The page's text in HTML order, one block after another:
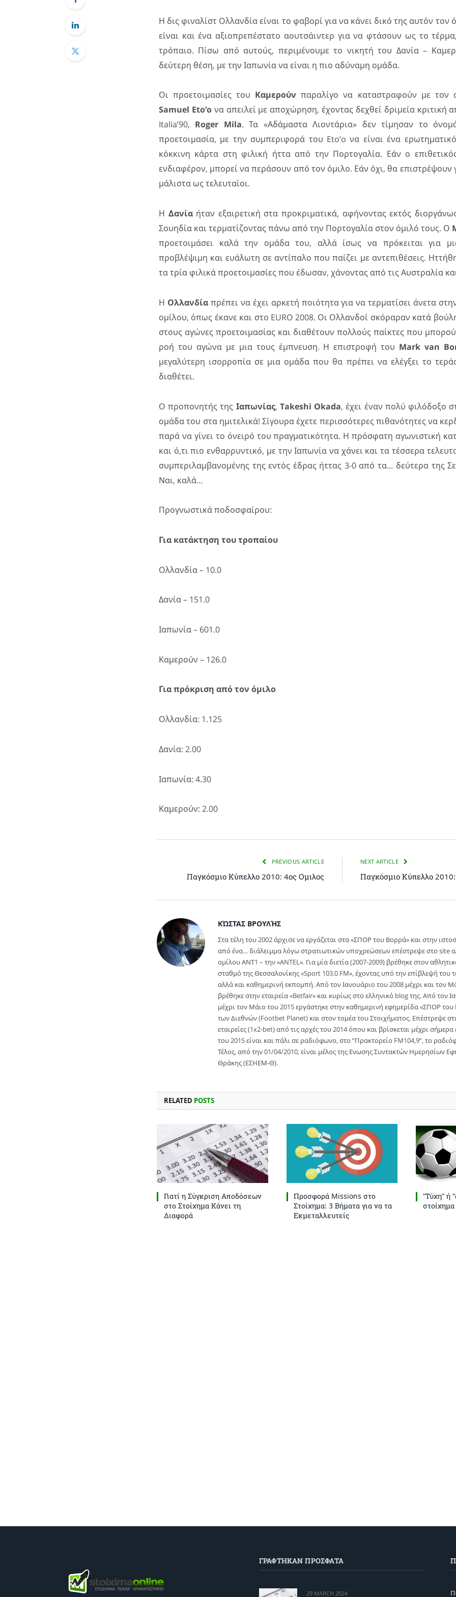
Η δις φιναλίστ Ολλανδία είναι το φαβορί για να κάνει δικό της αυτόν τον
είναι και ένα αξιοπρεπέστατο αουτσάιντερ για να φτάσουν ως το
τρόπαιο. Πίσω από αυτούς, περιμένουμε το νικητή του Δανία –
δεύτερη θέση, με την Ιαπωνία να είναι η πιο αδύναμη ομάδα.
Οι προετοιμασίες του Καμερούν παραλίγο να καταστραφούν με τον
Samuel Eto’oνα απειλεί με αποχώρηση, έχοντας δεχθεί δριμεία κριτική
Italia’90, Roger Mila. Τα «Αδάμαστα Λιοντάρια» δεν τίμησαν το
προετοιμασία, με την συμπεριφορά του Eto’o να είναι ένα
κόκκινη κάρτα στη φιλική ήττα από την Πορτογαλία. Εάν ο
ενδιαφέρον, μπορεί να περάσουν από τον όμιλο. Εάν όχι, θα επιστρέψουν
μάλιστα ως τελευταίοι.
Η Δανίαήταν εξαιρετική στα προκριματικά, αφήνοντας εκτός
Σουηδία και τερματίζοντας πάνω από την Πορτογαλία στον όμιλό τους. Ο
προετοιμάσει καλά την ομάδα του, αλλά ίσως να πρόκειται για
προβλέψιμη και ευάλωτη σε αντίπαλο που παίζει με αντεπιθέσεις.
τα τρία φιλικά προετοιμασίες που έδωσαν, χάνοντας από τις Αυστραλία
Η Ολλανδίαπρέπει να έχει αρκετή ποιότητα για να τερματίσει άνετα
ομίλου, όπως έκανε και στο EURO 2008. Οι Ολλανδοί σκόραραν κατά
στους αγώνες προετοιμασίας και διαθέτουν πολλούς παίκτες που
ροή του αγώνα με μια τους έμπνευση. Η επιστροφή του Mark van
μεγαλύτερη ισορροπία σε μια ομάδα που θα πρέπει να ελέγξει το
διαθέτει.
Ο προπονητής της Ιαπωνίας, Takeshi Okada, έχει έναν πολύ φιλόδοξο
ομάδα του στα ημιτελικά! Σίγουρα έχετε περισσότερες πιθανότητες να
παρά να γίνει το όνειρό του πραγματικότητα. Η πρόσφατη αγωνιστική
και ό,τι πιο ενθαρρυντικό, με την Ιαπωνία να χάνει και τα τέσσερα
συμπεριλαμβανομένης της εντός έδρας ήττας 3-0 από τα… δεύτερα της
Ναι, καλά…
Προγνωστικά ποδοσφαίρου:
Για κατάκτηση του τροπαίου
Ολλανδία – 10.0
Δανία – 151.0
Ιαπωνία – 601.0
Καμερούν – 126.0
Για πρόκριση από τον όμιλο
Ολλανδία: 1.125
Δανία: 2.00
Ιαπωνία: 4.30
Καμερούν: 2.00
PREVIOUS ARTICLE
Παγκόσμιο Κύπελλο 2010: 4ος Ομιλος
NEXT ARTICLE
Παγκόσμιο Κύπελλο
ΚΏΣΤΑΣ ΒΡΟΥΛΉΣ
Στα τέλη του 2002 άρχισε να εργάζεται στα «ΣΠΟΡ του Βορρά» και στην
από ένα… διάλειμμα λόγω στρατιωτικών υποχρεώσεων επέστρεψε στο site
ομίλου ΑΝΤ1 – την «ANTEL». Για μία διετία (2007-2009) βρέθηκε στον
σταθμό της Θεσσαλονίκης «Sport 103.0 FM», έχοντας υπό την επίβλεψή του
αλλά και καθημερινή εκπομπή. Από τον Ιανουάριο του 2008 μέχρι και τον
βρέθηκε στην εταιρεία «Betfair» και κυρίως στο ελληνικό blog της. Από τον
μέχρι τον Μάιο του 2015 εργάστηκε στην καθημερινή εφημερίδα «ΣΠΟΡ
των Διεθνών (Footbet Planet) και στον τομέα του Στοιχήματος. Επέστρεψε
εταιρείες (1x2-bet) από τις αρχές του 2014 όπου και βρίσκεται μέχρι
του 2015 είναι και πάλι σε ραδιόφωνο, στο “Πρακτορείο FM104,9”, το
Τέλος, από την 01/04/2010, είναι μέλος της Ενωσης Συντακτών Ημερησίων
Θράκης (ΕΣΗΕΜ-Θ).
RELATED POSTS
Γιατί η Σύγκριση Αποδόσεων
στο Στοίχημα Κάνει τη
Διαφορά
Προσφορά Missions στο
Στοίχημα: 3 Βήματα για να τα
Εκμεταλλευτείς
“Τύχη” ή
στοίχημα
ΓΡΑΦΤΗΚΑΝ ΠΡΟΣΦΑΤΑ
29 MARCH 2024